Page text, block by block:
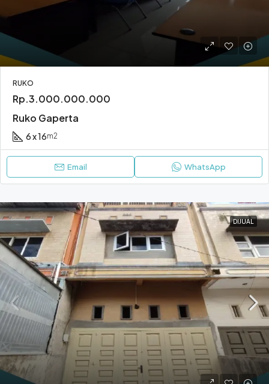
RUKO
Rp.3.000.000.000
Ruko Gaperta
6 x 16m2
Email WhatsApp
DIJUAL